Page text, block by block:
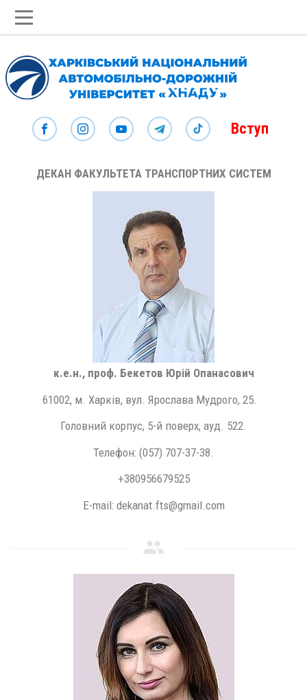
Вступ
ДЕКАН ФАКУЛЬТЕТА ТРАНСПОРТНИХ СИСТЕМ
к.е.н., проф. Бекетов Юрій Опанасович
61002, м. Харків, вул. Ярослава Мудрого, 25.
Головний корпус, 5-й поверх, ауд. 522.
Телефон: (057) 707-37-38.
+380956679525
E-mail: dekanat.fts@gmail.com